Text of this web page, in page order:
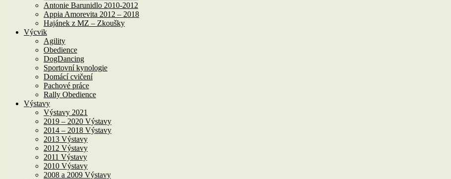
Antonie Barunidlo 2010-2012
Appia Amorevita 2012 – 2018
Hajánek z MZ – Zkoušky
Výcvik
Agility
Obedience
DogDancing
Sportovní kynologie
Domácí cvičení
Pachové práce
Rally Obedience
Výstavy
Výstavy 2021
2019 – 2020 Výstavy
2014 – 2018 Výstavy
2013 Výstavy
2012 Výstavy
2011 Výstavy
2010 Výstavy
2008 a 2009 Výstavy